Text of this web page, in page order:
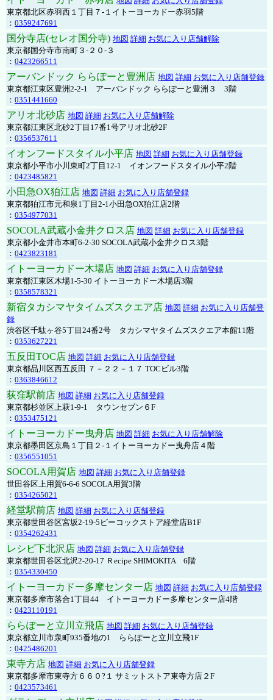
東京都北区赤羽西１丁目７-１イトーヨーカドー赤羽5階
： 0359247691
国分寺店(セレオ国分寺) 地図 詳細 お気に入り店舗解除
東京都国分寺市南町３-２０-３
： 0423266511
アーバンドック ららぽーと豊洲店 地図 詳細 お気に入り店舗登録
東京都江東区豊洲2-2-1 アーバンドック ららぽーと豊洲３ 3階
： 0351441660
アリオ北砂店 地図 詳細 お気に入り店舗解除
東京都江東区北砂2丁目17番1号アリオ北砂2F
： 0356537611
イオンフードスタイル小平店 地図 詳細 お気に入り店舗登録
東京都小平市小川東町2丁目12-1 イオンフードスタイル小平2階
： 0423485821
小田急OX狛江店 地図 詳細 お気に入り店舗登録
東京都狛江市元和泉1丁目2-1小田急OX狛江店2階
： 0354977031
SOCOLA武蔵小金井クロス店 地図 詳細 お気に入り店舗登録
東京都小金井市本町6-2-30 SOCOLA武蔵小金井クロス3階
： 0423823181
イトーヨーカドー木場店 地図 詳細 お気に入り店舗登録
東京都江東区木場1-5-30 イトーヨーカドー木場店3階
： 0358578321
新宿タカシマヤタイムズスクエア店 地図 詳細 お気に入り店舗登
録
渋谷区千駄ヶ谷5丁目24番2号 タカシマヤタイムズスクエア本館11階
： 0353627221
五反田TOC店 地図 詳細 お気に入り店舗登録
東京都品川区西五反田 ７－２２－１７ TOCビル3階
： 0363846612
荻窪駅前店 地図 詳細 お気に入り店舗登録
東京都杉並区上萩1-9-1 タウンセブン６F
： 0353475121
イトーヨーカドー曳舟店 地図 詳細 お気に入り店舗解除
東京都墨田区京島１丁目２-１イトーヨーカドー曳舟店４階
： 0356551051
SOCOLA用賀店 地図 詳細 お気に入り店舗登録
世田谷区上用賀6-6-6 SOCOLA用賀3階
： 0354265021
経堂駅前店 地図 詳細 お気に入り店舗登録
東京都世田谷区宮坂2-19-5ピーコックストア経堂店B1F
： 0354262431
レシピ下北沢店 地図 詳細 お気に入り店舗登録
東京都世田谷区北沢2-20-17 Ｒecipe SHIMOKITA 6階
： 0354330450
イトーヨーカドー多摩センター店 地図 詳細 お気に入り店舗登録
東京都多摩市落合1丁目44 イトーヨーカドー多摩センター店4階
： 0423110191
ららぽーと立川立飛店 地図 詳細 お気に入り店舗登録
東京都立川市泉町935番地の1 ららぽーと立川立飛1F
： 0425486201
東寺方店 地図 詳細 お気に入り店舗登録
東京都多摩市東寺方６６０?１ サミットストア東寺方店２F
： 0423573461